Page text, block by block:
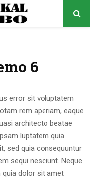
6
error sit voluptatem
rem aperiam, eaque
architecto beatae
luptatem quia
sed quia consequuntur
sequi nesciunt. Neque
quia dolor sit amet